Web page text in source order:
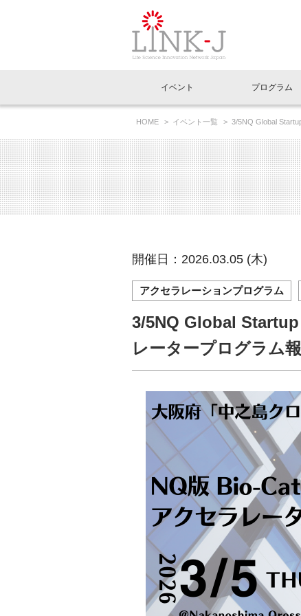
イベントお知らせメール登録
イベント
イベント一覧
LINK-J主催・共催 特
LINK-J協賛・協力 出
プログラム
Out of Box相談室
インタビュー・コラム一覧
スペシャルインタビュー
連載コラム
ニュース一覧
トピック プ
メディア情報 海
協賛・協力
理事長挨拶
国内外連携
組織概要
特別会員一覧
専用メニューはこちら
ラウンジ・会議室
アクセス
HOME イベント一覧 3/5NQ Global
開催日：2026.03.05 (木)
アクセラレーションプログラム
3/5NQ Global
レータープログラム